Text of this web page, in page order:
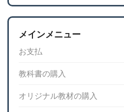
メインメニュー
お支払
教科書の購入
オリジナル教材の購入